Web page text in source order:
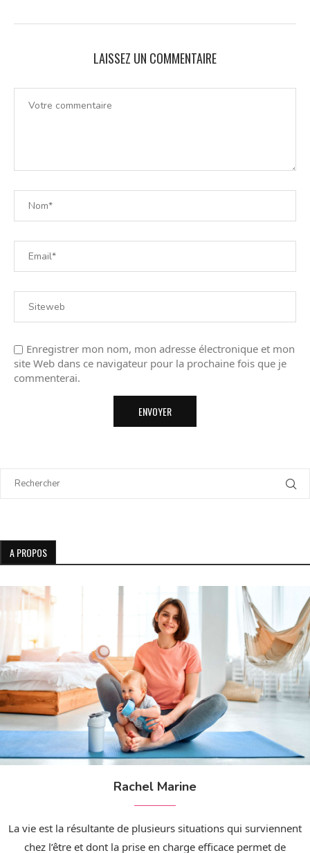
LAISSEZ UN COMMENTAIRE
Enregistrer mon nom, mon adresse électronique et mon
site Web dans ce navigateur pour la prochaine fois que je
commenterai.
A PROPOS
Rachel Marine
La vie est la résultante de plusieurs situations qui surviennent
chez l’être et dont la prise en charge efficace permet de